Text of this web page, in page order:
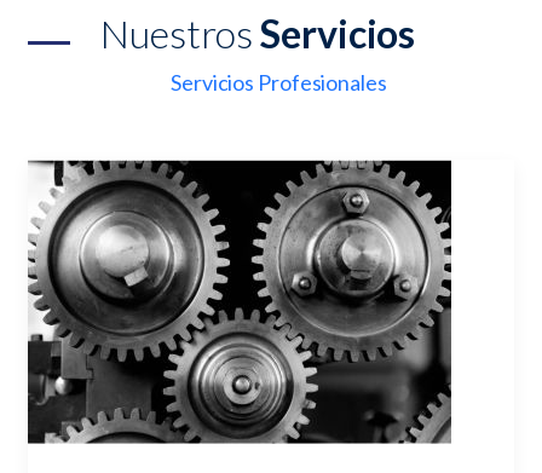
NuestrosServicios
Servicios Profesionales